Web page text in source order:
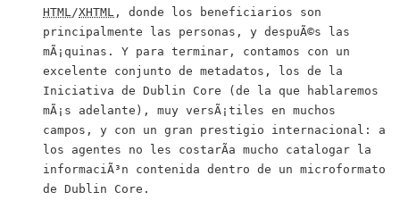
HTML /XHTML , donde los beneficiarios son
principalmente las personas, y despuÃ©s las
mÃ¡quinas. Y para terminar, contamos con un
excelente conjunto de metadatos, los de la
Iniciativa de Dublin Core (de la que hablaremos
mÃ¡s adelante), muy versÃ¡tiles en muchos
campos, y con un gran prestigio internacional: a
los agentes no les costarÃ­a mucho catalogar la
informaciÃ³n contenida dentro de un microformato
de Dublin Core .